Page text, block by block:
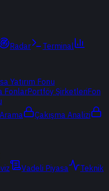
Radar
Terminal
Yatırım Fonu
FonlarPortföy ŞirketleriFon
Çakışma Analizi
Vadeli Piyasa
Teknik